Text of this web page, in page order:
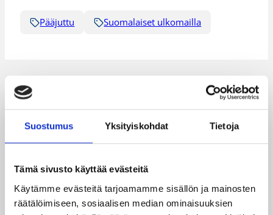
Suostumus Yksityiskohdat Tietoja
Tämä sivusto käyttää evästeitä
Käytämme evästeitä tarjoamamme sisällön ja mainosten
räätälöimiseen, sosiaalisen median ominaisuuksien
Pääjuttu Suomalaiset ulkomailla
Katso myös